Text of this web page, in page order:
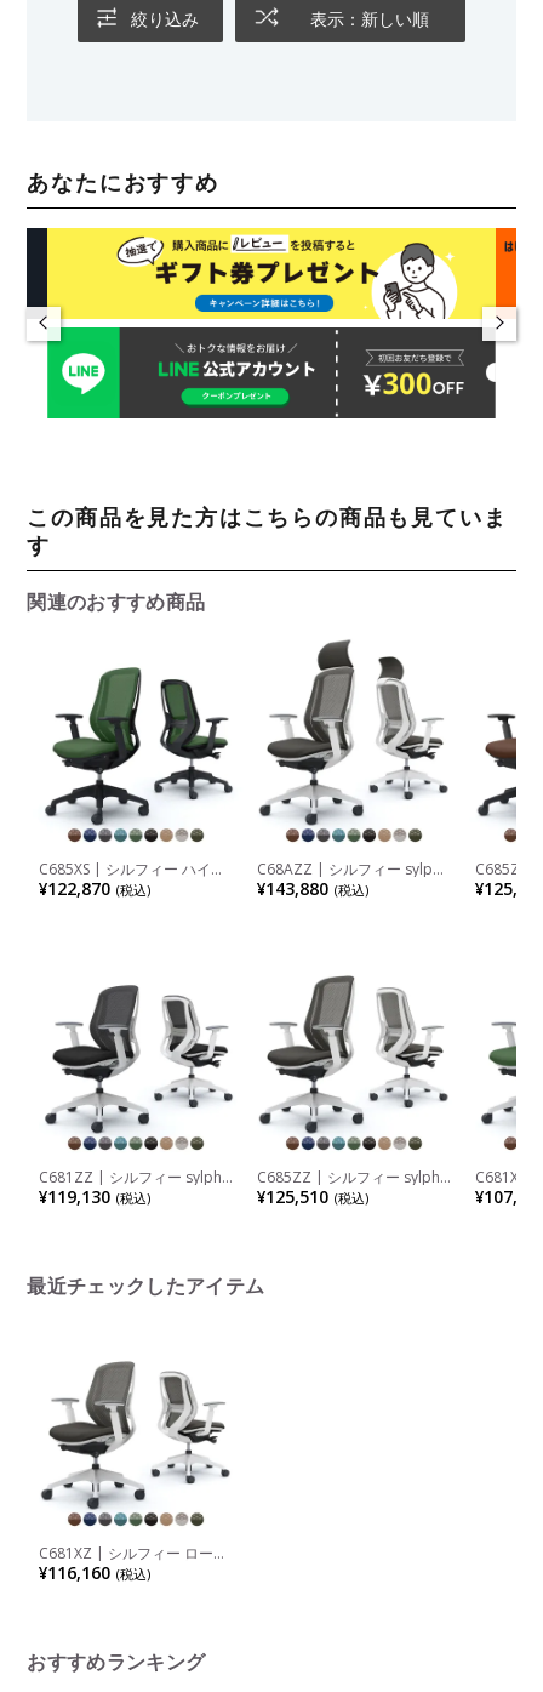
絞り込み 表示：新しい順
あなたにおすすめ
この商品を見た方はこちらの商品も見ていま
す
関連のおすすめ商品
C685XS | シルフィー ハイバ
ック 背メッシュタイプ アジ
ャストアーム ブラックボディ
¥122,870 (税込)
C68AZZ | シルフィー sylphy
エクストラハイバック 背メッ
シュタイプ アジャストアーム
¥143,880 (税込)
C685ZS
ハイバッ
アジャス
C681ZZ | シルフィー sylphy
ローバック 背メッシュタイプ
アジャストアーム ホワイトボ
¥119,130 (税込)
C685ZZ | シルフィー sylphy
ハイバック 背メッシュタイプ
アジャストアーム ホワイトボ
¥125,510 (税込)
C681XW
ック 背メ
ャストア
最近チェックしたアイテム
C681XZ | シルフィー ローバ
ック 背メッシュタイプ アジ
ャストアーム ホワイトボディ
¥116,160 (税込)
おすすめランキング